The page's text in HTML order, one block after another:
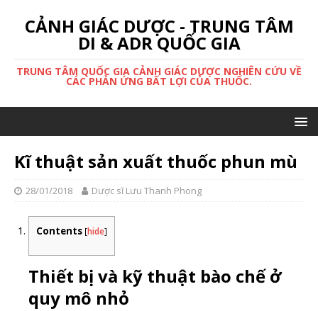
CẢNH GIÁC DƯỢC - TRUNG TÂM
DI & ADR QUỐC GIA
TRUNG TÂM QUỐC GIA CẢNH GIÁC DƯỢC NGHIÊN CỨU VỀ
CÁC PHẢN ỨNG BẤT LỢI CỦA THUỐC.
Kĩ thuật sản xuất thuốc phun mù
28/01/2018 Dược sĩ Lưu Thanh Phong
Contents [hide]
Thiết bị và kỹ thuật bào chế ở
quy mô nhỏ